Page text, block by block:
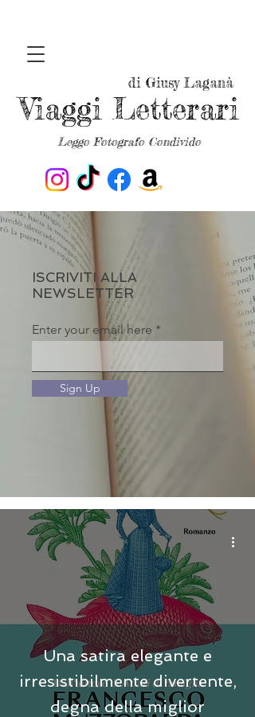
Leggo Fotografo Condivido
Viaggi Letterari
di Giusy Laganà
ISCRIVITI ALLA
NEWSLETTER
Enter your email here
Sign Up
Una satira elegante e
irresistibilmente divertente,
degna della miglior